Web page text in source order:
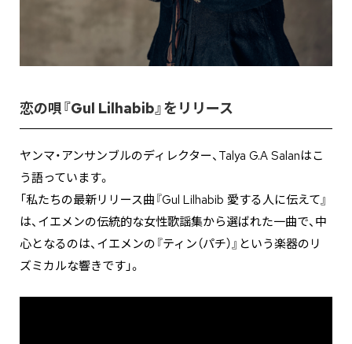
恋の唄『Gul Lilhabib』をリリース
ヤンマ・アンサンブルのディレクター、Talya G.A Salanはこ
う語っています。
「私たちの最新リリース曲『Gul Lilhabib 愛する人に伝えて』
は、イエメンの伝統的な女性歌謡集から選ばれた一曲で、中
心となるのは、イエメンの『ティン（パチ）』という楽器のリ
ズミカルな響きです」。